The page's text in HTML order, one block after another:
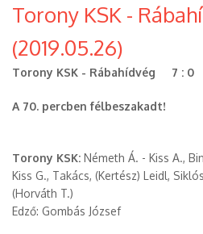
-
Rábahídvég
KSK
(2019.11.03))
Torony KSK -
(2019.05.26)
Torony KSK - Rábahídvég 7 :
A 70. percben félbeszakadt!
Torony KSK: Németh Á. - Kiss A.,
Kiss G., Takács, (Kertész) Leidl,
(Horváth T.)
Edző: Gombás József